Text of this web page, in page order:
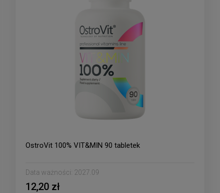
OstroVit 100% VIT&MIN 90 tabletek
Data ważności: 2027.09
12,20 zł